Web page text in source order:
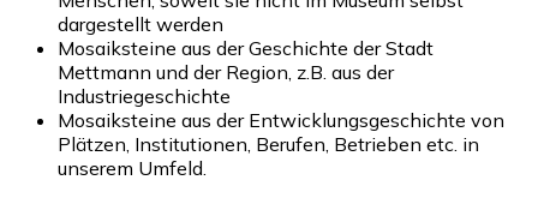
dargestellt werden
Mosaiksteine aus der Geschichte der Stadt
Mettmann und der Region, z.B. aus der
Industriegeschichte
Mosaiksteine aus der Entwicklungsgeschichte von
Plätzen, Institutionen, Berufen, Betrieben etc. in
unserem Umfeld.